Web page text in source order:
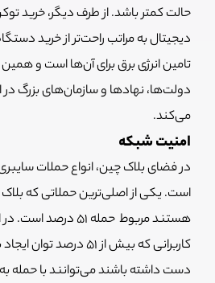
حالت کمتر باشد. از طرف دیگر، خرید
دیجیتال به مراتب راحت‌تر از خرید
تامین انرژی برق برای آن‌ها است و
دولت‌ها، نهادها و سازمان‌های بزرگ در
می‌کند.
امنیت شبکه
در فضای بلاک چین، انواع حملات
است. یکی از اصلی‌ترین حملاتی که بلاک
هستند مربوط حمله 51
کاربرانی که بیش از 51
دست داشته باشند می‌توانند با حمله